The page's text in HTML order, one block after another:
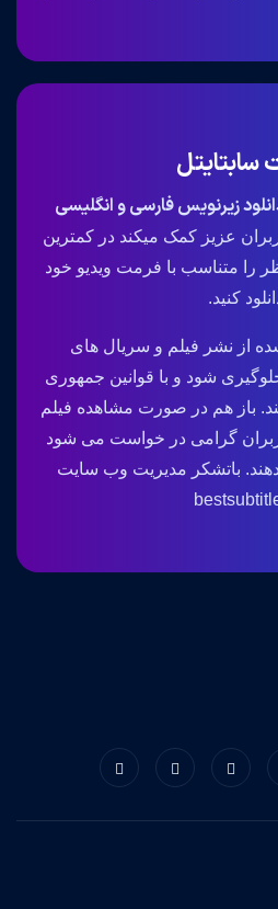
زیرنویس فارسی و انگلیسی
عزیز کمک میکند در کمترین
را متناسب با فرمت ویدیو خود
کنید.
از نشر فیلم و سریال های
شود و با قوانین جمهوری
باز هم در صورت مشاهده فیلم
گرامی در خواست می شود
باتشکر مدیریت وب سایت